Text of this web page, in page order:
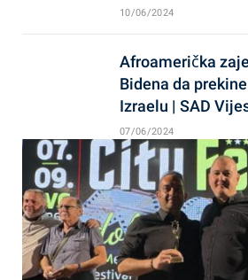
10/06/2024
Afroamerička
Bidena da
Izraelu | SAD
07/06/2024